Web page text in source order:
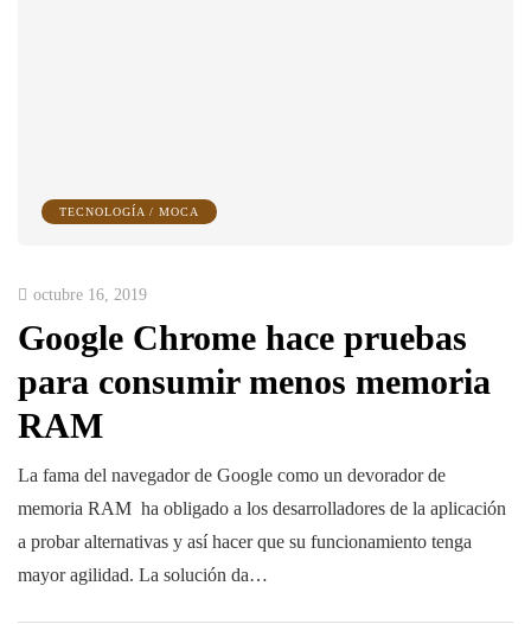
TECNOLOGÍA / MOCA
octubre 16, 2019
Google Chrome hace pruebas
para consumir menos memoria
RAM
La fama del navegador de Google como un devorador de
memoria RAM ha obligado a los desarrolladores de la aplicación
a probar alternativas y así hacer que su funcionamiento tenga
mayor agilidad. La solución da…